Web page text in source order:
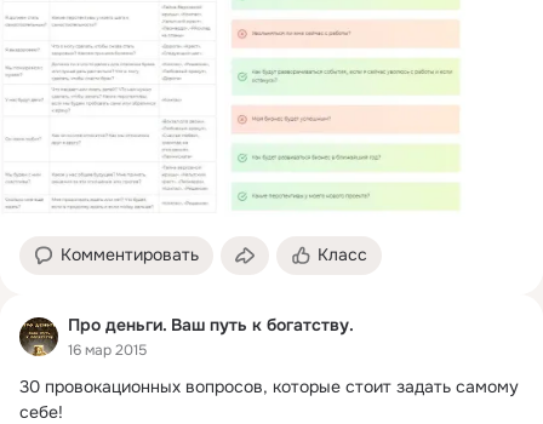
Комментировать Класс
Про деньги. Ваш путь к богатству.
16 мар 2015
30 провокационных вопросов, которые стоит задать самому
себе!